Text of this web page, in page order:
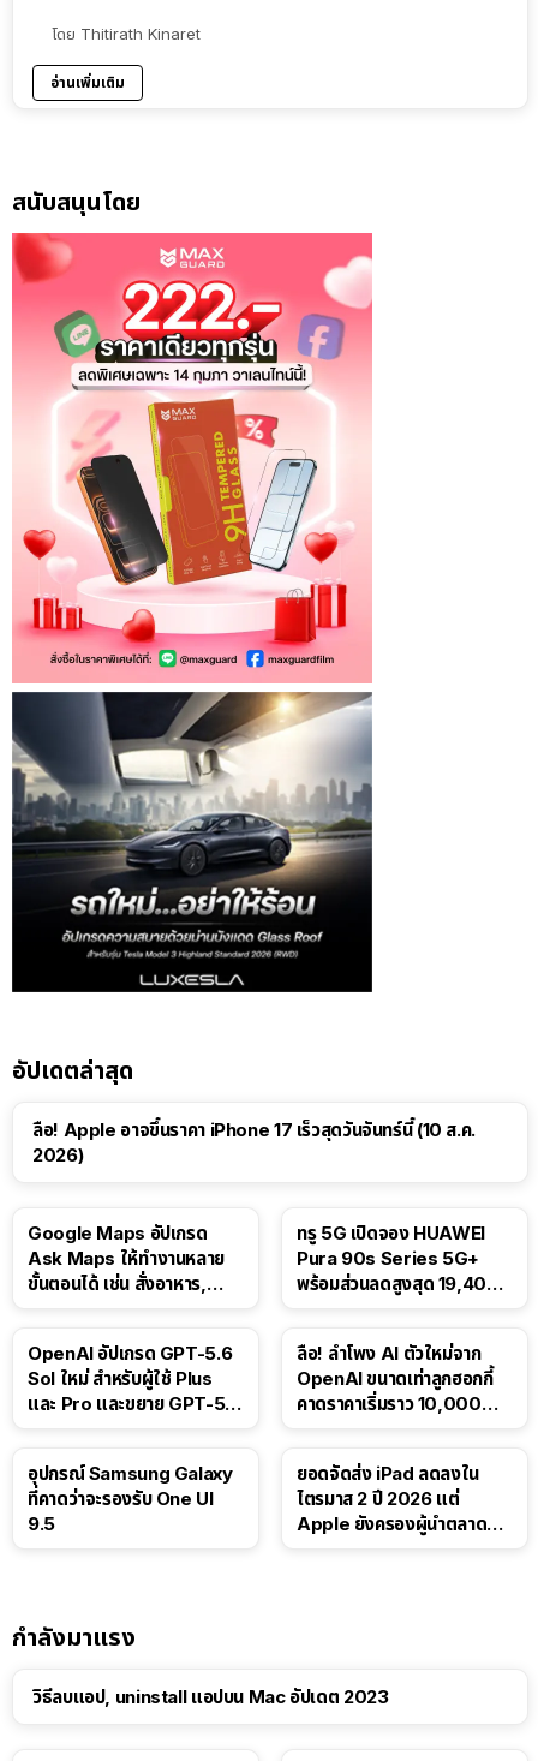
โดย Thitirath Kinaret
อ่านเพิ่มเติม
สนับสนุนโดย
อัปเดตล่าสุด
ลือ! Apple อาจขึ้นราคา iPhone 17 เร็วสุดวันจันทร์นี้ (10 ส.ค.
2026)
Google Maps อัปเกรด
Ask Maps ให้ทำงานหลาย
ขั้นตอนได้ เช่น สั่งอาหาร,
ทรู 5G เปิดจอง HUAWEI
Pura 90s Series 5G+
พร้อมส่วนลดสูงสุด 19,400
OpenAI อัปเกรด GPT-5.6
Sol ใหม่ สำหรับผู้ใช้ Plus
และ Pro และขยาย GPT-5.6
ลือ! ลำโพง AI ตัวใหม่จาก
OpenAI ขนาดเท่าลูกฮอกกี้
คาดราคาเริ่มราว 10,000
อุปกรณ์ Samsung Galaxy
ที่คาดว่าจะรองรับ One UI
9.5
ยอดจัดส่ง iPad ลดลงใน
ไตรมาส 2 ปี 2026 แต่
Apple ยังครองผู้นำตลาด
กำลังมาแรง
วิธีลบแอป, uninstall แอปบน Mac อัปเดต 2023